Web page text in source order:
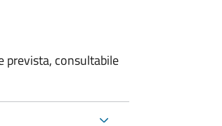
prevista, consultabile